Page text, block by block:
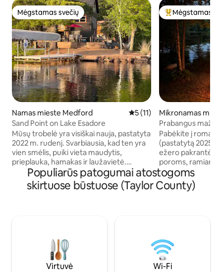
Mėgstamas svečių
Mėgstamas svečių
Namas mieste Medford Vidutinis įvertinimas: 5 iš 5,
5 (11)
Sand Point on Lake Esadore
Mūsų trobelė yra visiškai nauja, pastatyta
2022 m. rudenį. Svarbiausia, kad ten yra
vien smėlis, puiki vieta maudytis,
prieplauka, hamakas ir laužavietė.
Atkreipkite dėmesį, kad nuo 17 val. iki
11 val. ežere draudžiama plaukioti
vandens motociklais. Čia galima žvejoti
vaizdai beveik iš kiekvieno trobelės
(150–179 cm pločio) su kopėčiomis,
kuriomis galima pasiekti lovas. 2
Svečių
Mėgstamas
Mikronamas
Prabangus
Wi-Fi ir baidarėmis
Pabėkite į
(pastatytą 2025
ežero pakrantėje,
poroms, ramiam
darbui ir
Pabuskite
lovos,
vonios kambario
atvykimu ir jums
Lauke
prieplauka,
Populiarūs patogumai atostogoms
skirtuose būstuose (Taylor County)
Virtuvė Wi-Fi